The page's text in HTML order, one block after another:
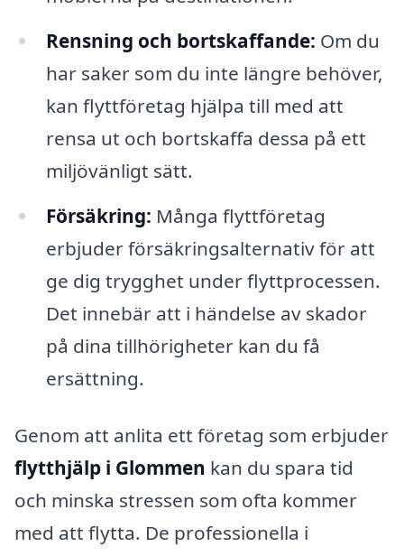
Rensning och bortskaffande: Om du
har saker som du inte längre behöver,
kan flyttföretag hjälpa till med att
rensa ut och bortskaffa dessa på ett
miljövänligt sätt.
Försäkring: Många flyttföretag
erbjuder försäkringsalternativ för att
ge dig trygghet under flyttprocessen.
Det innebär att i händelse av skador
på dina tillhörigheter kan du få
ersättning.
Genom att anlita ett företag som erbjuder
flytthjälp i Glommen kan du spara tid
och minska stressen som ofta kommer
med att flytta. De professionella i